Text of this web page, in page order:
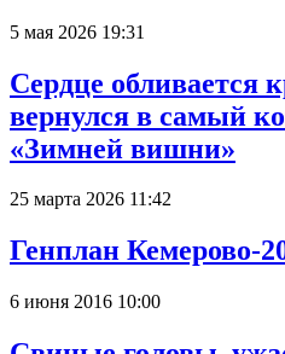
5 мая 2026 19:31
Сердце обливается
вернулся в самый
«Зимней вишни»
25 марта 2026 11:42
Генплан Кемерово-
6 июня 2016 10:00